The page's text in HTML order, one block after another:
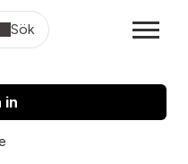
Sök
in